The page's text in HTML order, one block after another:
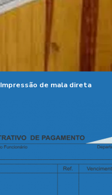
Impressão de mala direta